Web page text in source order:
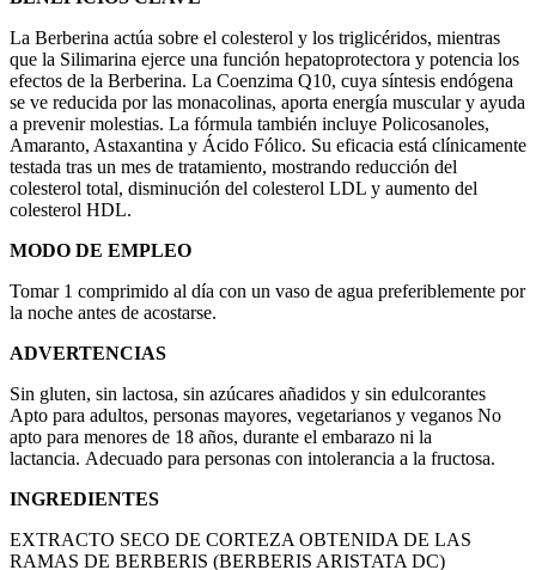
La Berberina actúa sobre el colesterol y los triglicéridos, mientras
que la Silimarina ejerce una función hepatoprotectora y potencia los
efectos de la Berberina. La Coenzima Q10, cuya síntesis endógena
se ve reducida por las monacolinas, aporta energía muscular y ayuda
a prevenir molestias. La fórmula también incluye Policosanoles,
Amaranto, Astaxantina y Ácido Fólico. Su eficacia está clínicamente
testada tras un mes de tratamiento, mostrando reducción del
colesterol total, disminución del colesterol LDL y aumento del
colesterol HDL.
MODO DE EMPLEO
Tomar 1 comprimido al día con un vaso de agua preferiblemente por
la noche antes de acostarse.
ADVERTENCIAS
Sin gluten, sin lactosa, sin azúcares añadidos y sin edulcorantes
Apto para adultos, personas mayores, vegetarianos y veganos No
apto para menores de 18 años, durante el embarazo ni la
lactancia. Adecuado para personas con intolerancia a la fructosa.
INGREDIENTES
EXTRACTO SECO DE CORTEZA OBTENIDA DE LAS
RAMAS DE BERBERIS (BERBERIS ARISTATA DC)